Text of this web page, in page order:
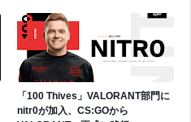
「100 Thives」VALORANT部門に
nitr0が加入、CS:GOから